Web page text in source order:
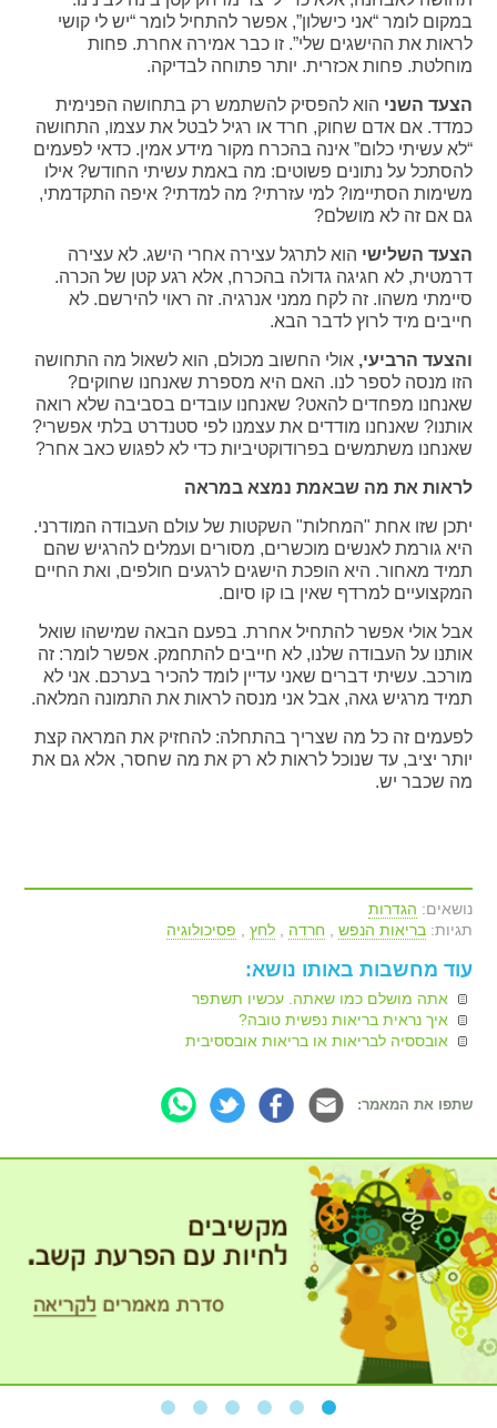
במקום לומר “אני כישלון”, אפשר להתחיל לומר “יש לי קושי
לראות את ההישגים שלי”. זו כבר אמירה אחרת. פחות
מוחלטת. פחות אכזרית. יותר פתוחה לבדיקה.
הצעד השני הוא להפסיק להשתמש רק בתחושה הפנימית
כמדד. אם אדם שחוק, חרד או רגיל לבטל את עצמו, התחושה
“לא עשיתי כלום” אינה בהכרח מקור מידע אמין. כדאי לפעמים
להסתכל על נתונים פשוטים: מה באמת עשיתי החודש? אילו
משימות הסתיימו? למי עזרתי? מה למדתי? איפה התקדמתי,
גם אם זה לא מושלם?
הצעד השלישי הוא לתרגל עצירה אחרי הישג. לא עצירה
דרמטית, לא חגיגה גדולה בהכרח, אלא רגע קטן של הכרה.
סיימתי משהו. זה לקח ממני אנרגיה. זה ראוי להירשם. לא
חייבים מיד לרוץ לדבר הבא.
והצעד הרביעי, אולי החשוב מכולם, הוא לשאול מה התחושה
הזו מנסה לספר לנו. האם היא מספרת שאנחנו שחוקים?
שאנחנו מפחדים להאט? שאנחנו עובדים בסביבה שלא רואה
אותנו? שאנחנו מודדים את עצמנו לפי סטנדרט בלתי אפשרי?
שאנחנו משתמשים בפרודוקטיביות כדי לא לפגוש כאב אחר?
לראות את מה שבאמת נמצא במראה
יתכן שזו אחת "המחלות" השקטות של עולם העבודה המודרני.
היא גורמת לאנשים מוכשרים, מסורים ועמלים להרגיש שהם
תמיד מאחור. היא הופכת הישגים לרגעים חולפים, ואת החיים
המקצועיים למרדף שאין בו קו סיום.
אבל אולי אפשר להתחיל אחרת. בפעם הבאה שמישהו שואל
אותנו על העבודה שלנו, לא חייבים להתחמק. אפשר לומר: זה
מורכב. עשיתי דברים שאני עדיין לומד להכיר בערכם. אני לא
תמיד מרגיש גאה, אבל אני מנסה לראות את התמונה המלאה.
לפעמים זה כל מה שצריך בהתחלה: להחזיק את המראה קצת
יותר יציב, עד שנוכל לראות לא רק את מה שחסר, אלא גם את
מה שכבר יש.
נושאים: הגדרות
תגיות:בריאות הנפש חרדה ,לחץ פסיכולוגיה
עוד מחשבות באותו נושא:
אתה מושלם כמו שאתה. עכשיו תשתפר
איך נראית בריאות נפשית טובה?
אובססיה לבריאות או בריאות אובססיבית
שתפו את המאמר: